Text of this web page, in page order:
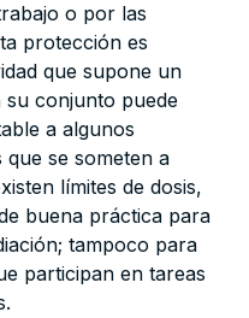
o por las
protección es
que supone un
su conjunto puede
a algunos
que se someten a
límites de dosis,
buena práctica para
tampoco para
participan en tareas